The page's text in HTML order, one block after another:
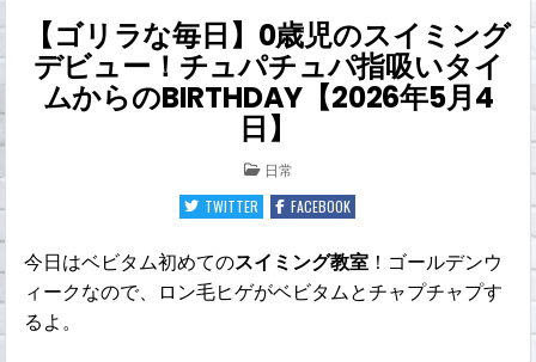
【ゴリラな毎日】0歳児のスイミング
デビュー！チュパチュパ指吸いタイ
ムからのBIRTHDAY【2026年5月4
日】
POSTED
IN
日常
TWITTER
FACEBOOK
今日はベビタム初めてのスイミング教室 ！ゴールデンウ
ィークなので、ロン毛ヒゲがベビタムとチャプチャプす
るよ。